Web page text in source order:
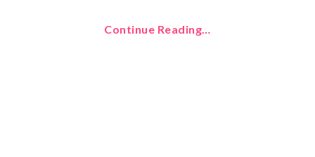
Continue Reading…